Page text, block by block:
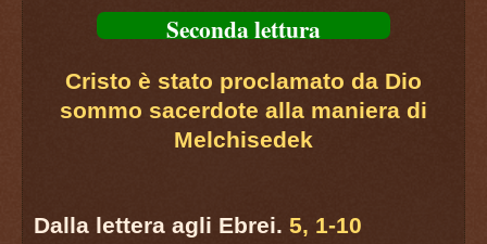
Seconda lettura
Cristo è stato proclamato da Dio
sommo sacerdote alla maniera di
Melchisedek
Dalla lettera agli Ebrei. 5, 1-10